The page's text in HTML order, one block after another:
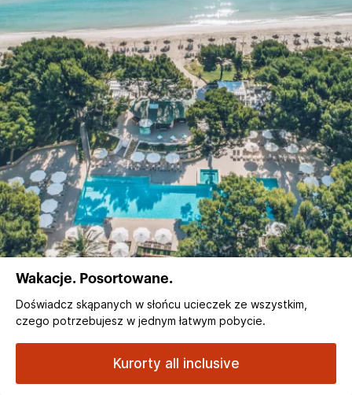
Wakacje. Posortowane.
Doświadcz skąpanych w słońcu ucieczek ze wszystkim,
czego potrzebujesz w jednym łatwym pobycie.
Kurorty all inclusive